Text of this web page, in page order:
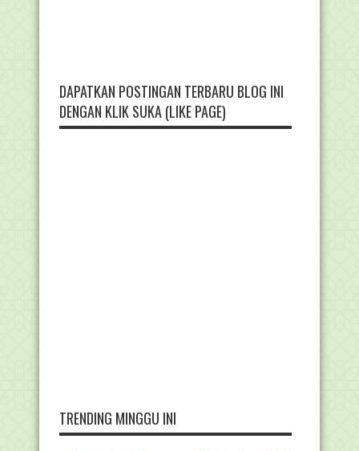
DAPATKAN POSTINGAN TERBARU BLOG INI
DENGAN KLIK SUKA (LIKE PAGE)
TRENDING MINGGU INI